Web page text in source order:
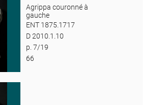
Agrippa couronné à
gauche
ENT 1875.1717
D 2010.1.10
p. 7/19
66